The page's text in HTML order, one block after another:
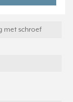
met schroef